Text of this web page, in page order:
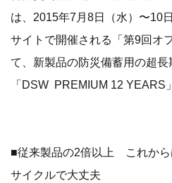
は、2015年7月8日（水）〜10
サイトで開催される「第9回オ
て、新製品の防災備蓄用の超
「DSW PREMIUM 12 YEARS
■従来製品の2倍以上 これから
サイクルで大丈夫